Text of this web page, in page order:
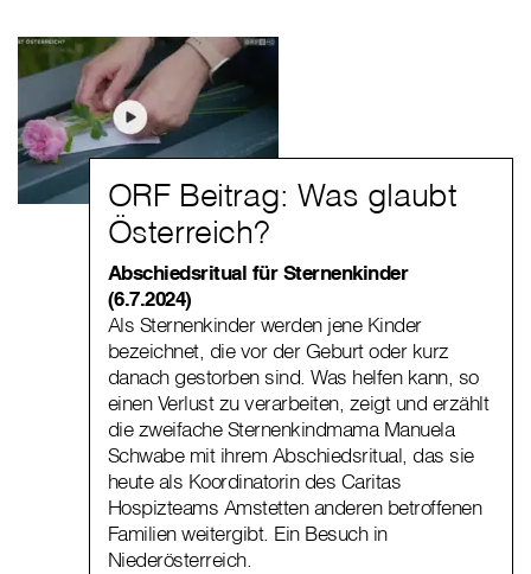
ORF Beitrag: Was glaubt
Österreich?
Abschiedsritual für Sternenkinder
(6.7.2024)
Als Sternenkinder werden jene Kinder
bezeichnet, die vor der Geburt oder kurz
danach gestorben sind. Was helfen kann, so
einen Verlust zu verarbeiten, zeigt und erzählt
die zweifache Sternenkindmama Manuela
Schwabe mit ihrem Abschiedsritual, das sie
heute als Koordinatorin des Caritas
Hospizteams Amstetten anderen betroffenen
Familien weitergibt. Ein Besuch in
Niederösterreich.